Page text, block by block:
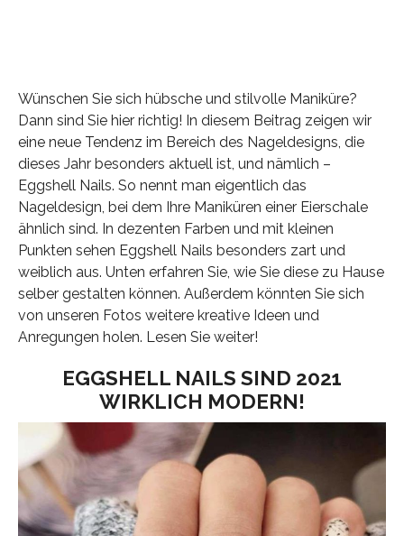
Wünschen Sie sich hübsche und stilvolle Maniküre?
Dann sind Sie hier richtig! In diesem Beitrag zeigen wir
eine neue Tendenz im Bereich des Nageldesigns, die
dieses Jahr besonders aktuell ist, und nämlich –
Eggshell Nails. So nennt man eigentlich das
Nageldesign, bei dem Ihre Maniküren einer Eierschale
ähnlich sind. In dezenten Farben und mit kleinen
Punkten sehen Eggshell Nails besonders zart und
weiblich aus. Unten erfahren Sie, wie Sie diese zu Hause
selber gestalten können. Außerdem könnten Sie sich
von unseren Fotos weitere kreative Ideen und
Anregungen holen. Lesen Sie weiter!
EGGSHELL NAILS SIND 2021
WIRKLICH MODERN!